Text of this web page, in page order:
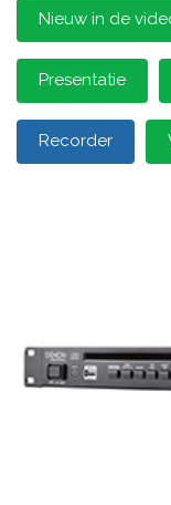
Nieuw in de
Presentatie
Recorder